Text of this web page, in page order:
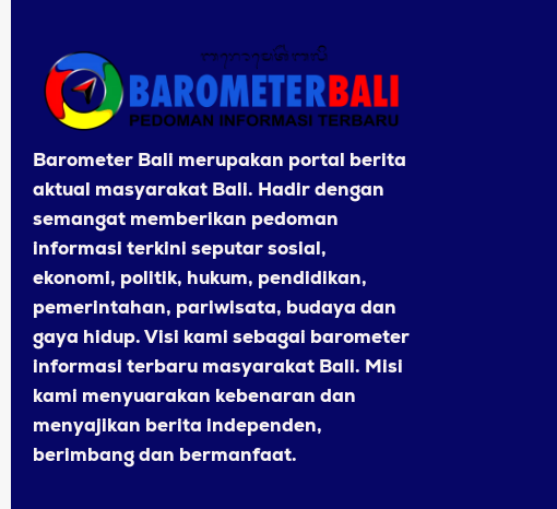
Barometer Bali merupakan portal berita
aktual masyarakat Bali. Hadir dengan
semangat memberikan pedoman
informasi terkini seputar sosial,
ekonomi, politik, hukum, pendidikan,
pemerintahan, pariwisata, budaya dan
gaya hidup. Visi kami sebagai barometer
informasi terbaru masyarakat Bali. Misi
kami menyuarakan kebenaran dan
menyajikan berita independen,
berimbang dan bermanfaat.